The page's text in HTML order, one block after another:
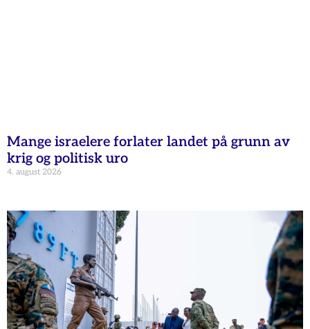
Mange israelere forlater landet på grunn av
krig og politisk uro
4. august 2026